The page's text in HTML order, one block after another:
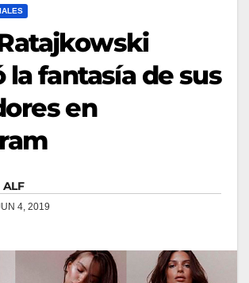
la fantasía de sus
en
ALF
4, 2019